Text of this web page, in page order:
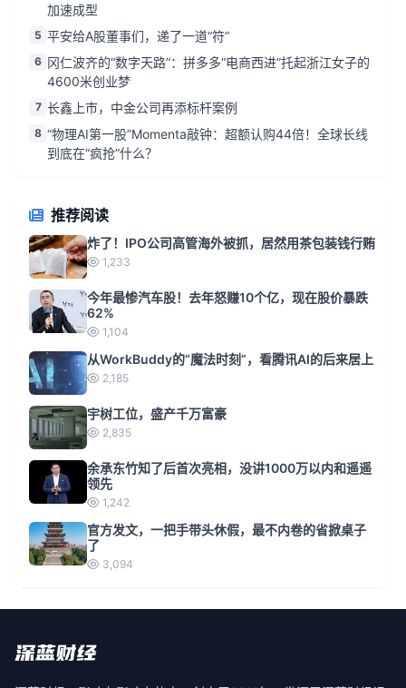
加速成型
5 平安给A股董事们，递了一道“符”
6 冈仁波齐的“数字天路”：拼多多“电商西进”托起浙江女子的
4600米创业梦
7 长鑫上市，中金公司再添标杆案例
8 “物理AI第一股”Momenta敲钟：超额认购44倍！全球长线
到底在“疯抢”什么？
推荐阅读
炸了！IPO公司高管海外被抓，居然用茶包装钱行贿
1,233
今年最惨汽车股！去年怒赚10个亿，现在股价暴跌
62%
1,104
从WorkBuddy的“魔法时刻”，看腾讯AI的后来居上
2,185
宇树工位，盛产千万富豪
2,835
余承东竹知了后首次亮相，没讲1000万以内和遥遥
领先
1,242
官方发文，一把手带头休假，最不内卷的省掀桌子
了
3,094